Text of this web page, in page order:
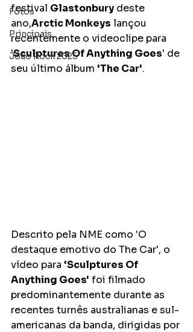
Fotos
Principais
João Rock 2025
festival Glastonbury deste
ano,Arctic Monkeys lançou
recentemente o videoclipe para
'Sculptures Of Anything Goes' de
seu último álbum 'The Car'.
Descrito pela NME como 'O
destaque emotivo do The Car', o
vídeo para 'Sculptures Of
Anything Goes' foi filmado
predominantemente durante as
recentes turnês australianas e sul-
americanas da banda, dirigidas por